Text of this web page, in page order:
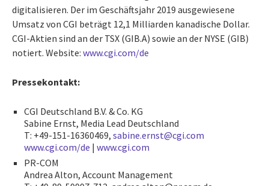
digitalisieren. Der im Geschäftsjahr 2019 ausgewiesene
Umsatz von CGI beträgt 12,1 Milliarden kanadische Dollar.
CGI-Aktien sind an der TSX (GIB.A) sowie an der NYSE (GIB)
notiert. Website: www.cgi.com/de
Pressekontakt:
CGI Deutschland B.V. & Co. KG
Sabine Ernst, Media Lead Deutschland
T: +49-151-16360469, sabine.ernst@cgi.com
www.cgi.com/de | www.cgi.com
PR-COM
Andrea Alton, Account Management